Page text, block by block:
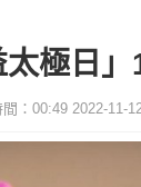
太極日
間：00:49 2022-11-